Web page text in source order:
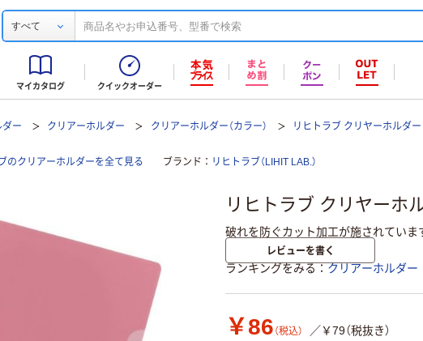
すべて
マイカタログ クイックオーダー
ダー クリアーホルダー クリアーホルダー（カラー） リヒトラブ クリヤーホルダ
のクリアーホルダーを全て見る ブランド リヒトラブ（LIHIT LAB.）
リヒトラブ クリヤーホ
破れを防ぐカット加工が施されていま
レビューを書く
ランキングをみる クリアーホルダー
￥86 （税込） ／￥79（税抜き）